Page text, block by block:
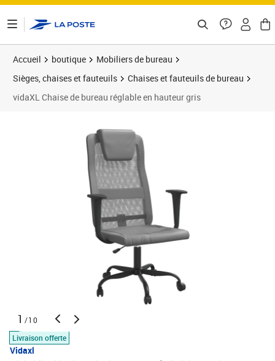
Accueil boutique
Mobiliers de bureau
Sièges, chaises et fauteuils
Chaises et fauteuils de bureau
vidaXL Chaise de bureau réglable en hauteur gris
1 /10
Livraison offerte
Vidaxl